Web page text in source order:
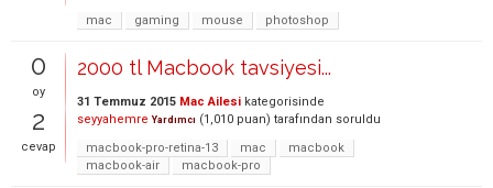
mac
gaming mouse photoshop
0
oy
2
cevap
2000 tl Macbook tavsiyesi...
31 Temmuz 2015 Mac Ailesi kategorisinde
seyyahemre Yardımcı (1,010 puan) tarafından soruldu
macbook-pro-retina-13
mac
macbook
macbook-air
macbook-pro